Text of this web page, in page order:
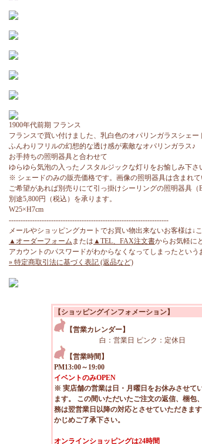
1900年代前期 フランス
フランスで買い付けました、乳白色のオパリンガラスシェー
ふんわりフリルの幻想的な透け感が素敵なオパリンガラス♪
お手持ちの照明器具と合わせて
ゆらゆら気泡の入ったノスタルジックな灯りをお愉しみ下さ
※ シェードのみの販売価格です。画像の照明器具は含まれて
ご希望があれば別売りにて引っ掛けシーリングの照明器具（
別途5,800円（税込）を承ります。
W25×H7cm
--------------------------------------------------------------------
メールやショッピングカートでお買い物出来ないお客様は↓
▲オーダーフォーム または ▲TEL、FAX注文書からお気軽に
アカウントのパスワードがわからなくなってしまったという
» 特定商取引法に基づく表記 (返品など)
【ショッピングインフォメーション】
【営業カレンダー】
白：営業日 ピンク：定休日
【営業時間】
PM13:00～19:00
イベントのみOPEN
※ 実店舗の営業は日・月曜日をお休みさせて
ます。 この間いただいたご注文の返信、梱包
務は翌営業日以降の対応とさせていただきま
かじめご了承下さい。
オンラインショッピングは24時間